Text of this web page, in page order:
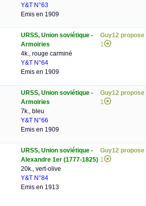
Y&T N°63
Emis en 1909
URSS, Union soviétique -
Armoiries
4k., rouge carminé
Y&T N°64
Emis en 1909
Guy12 propose
1
URSS, Union soviétique -
Armoiries
7k., bleu
Y&T N°66
Emis en 1909
Guy12 propose
1
URSS, Union soviétique -
Alexandre 1er (1777-1825)
20k., vert-olive
Y&T N°84
Emis en 1913
Guy12 propose
1